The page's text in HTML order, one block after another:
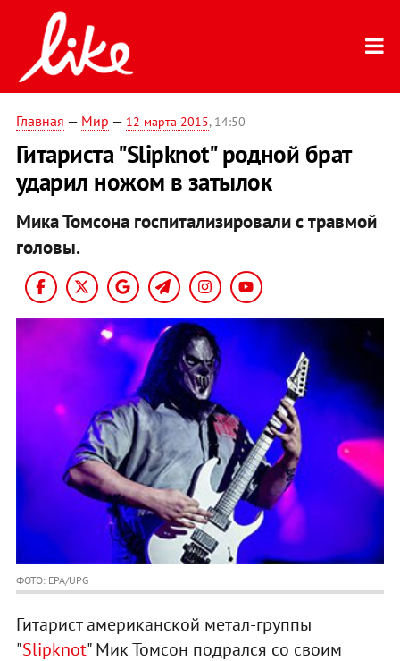
Главная — Мир — 12 марта 2015, 14:50
Гитариста "Slipknot" родной брат
ударил ножом в затылок
Мика Томсона госпитализировали с травмой
головы.
ФОТО: EPA/UPG
Гитарист американской метал-группы
"Slipknot" Мик Томсон подрался со своим